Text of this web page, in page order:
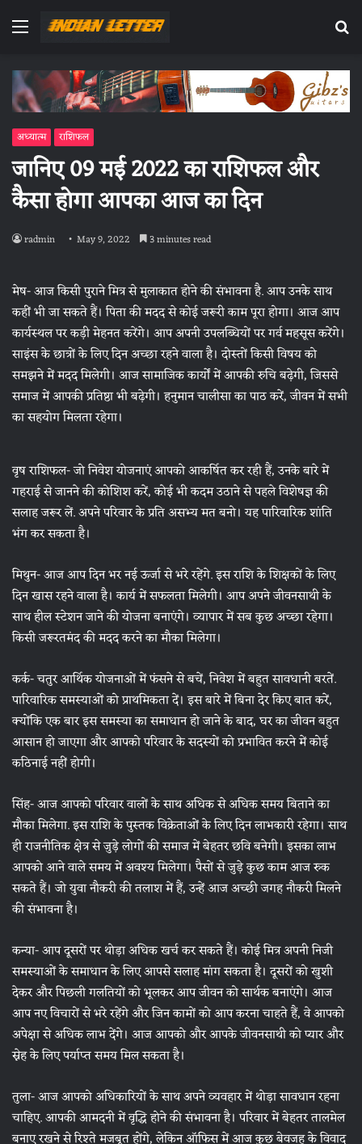
Menu
अध्यात्म राशिफल
जानिए 09 मई 2022 का राशिफल और
कैसा होगा आपका आज का दिन
radmin May 9, 2022 3 minutes read
मेष- आज किसी पुराने मित्र से मुलाकात होने की संभावना है. आप उनके साथ
कहीं भी जा सकते हैं। पिता की मदद से कोई जरूरी काम पूरा होगा। आज आप
कार्यस्थल पर कड़ी मेहनत करेंगे। आप अपनी उपलब्धियों पर गर्व महसूस करेंगे।
साइंस के छात्रों के लिए दिन अच्छा रहने वाला है। दोस्तों किसी विषय को
समझने में मदद मिलेगी। आज सामाजिक कार्यों में आपकी रुचि बढ़ेगी, जिससे
समाज में आपकी प्रतिष्ठा भी बढ़ेगी। हनुमान चालीसा का पाठ करें, जीवन में सभी
का सहयोग मिलता रहेगा।
वृष राशिफल- जो निवेश योजनाएं आपको आकर्षित कर रही हैं, उनके बारे में
गहराई से जानने की कोशिश करें, कोई भी कदम उठाने से पहले विशेषज्ञ की
सलाह जरूर लें. अपने परिवार के प्रति असभ्य मत बनो। यह पारिवारिक शांति
भंग कर सकता है।
मिथुन- आज आप दिन भर नई ऊर्जा से भरे रहेंगे. इस राशि के शिक्षकों के लिए
दिन खास रहने वाला है। कार्य में सफलता मिलेगी। आप अपने जीवनसाथी के
साथ हील स्टेशन जाने की योजना बनाएंगे। व्यापार में सब कुछ अच्छा रहेगा।
किसी जरूरतमंद की मदद करने का मौका मिलेगा।
कर्क- चतुर आर्थिक योजनाओं में फंसने से बचें, निवेश में बहुत सावधानी बरतें.
पारिवारिक समस्याओं को प्राथमिकता दें। इस बारे में बिना देर किए बात करें,
क्योंकि एक बार इस समस्या का समाधान हो जाने के बाद, घर का जीवन बहुत
आसान हो जाएगा और आपको परिवार के सदस्यों को प्रभावित करने में कोई
कठिनाई नहीं होगी।
सिंह- आज आपको परिवार वालों के साथ अधिक से अधिक समय बिताने का
मौका मिलेगा. इस राशि के पुस्तक विक्रेताओं के लिए दिन लाभकारी रहेगा। साथ
ही राजनीतिक क्षेत्र से जुड़े लोगों की समाज में बेहतर छवि बनेगी। इसका लाभ
आपको आने वाले समय में अवश्य मिलेगा। पैसों से जुड़े कुछ काम आज रुक
सकते हैं। जो युवा नौकरी की तलाश में हैं, उन्हें आज अच्छी जगह नौकरी मिलने
की संभावना है।
कन्या- आप दूसरों पर थोड़ा अधिक खर्च कर सकते हैं। कोई मित्र अपनी निजी
समस्याओं के समाधान के लिए आपसे सलाह मांग सकता है। दूसरों को खुशी
देकर और पिछली गलतियों को भूलकर आप जीवन को सार्थक बनाएंगे। आज
आप नए विचारों से भरे रहेंगे और जिन कामों को आप करना चाहते हैं, वे आपको
अपेक्षा से अधिक लाभ देंगे। आज आपको और आपके जीवनसाथी को प्यार और
स्नेह के लिए पर्याप्त समय मिल सकता है।
तुला- आज आपको अधिकारियों के साथ अपने व्यवहार में थोड़ा सावधान रहना
चाहिए. आपकी आमदनी में वृद्धि होने की संभावना है। परिवार में बेहतर तालमेल
बनाए रखने से रिश्ते मजबूत होंगे, लेकिन ऑफिस में आज कुछ बेवजह के विवाद